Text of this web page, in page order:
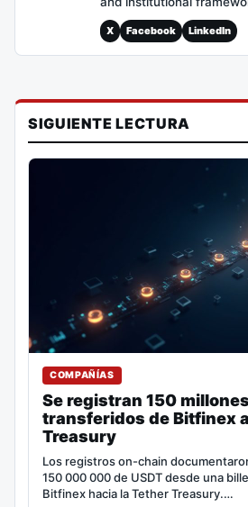
X Facebook LinkedIn
SIGUIENTE LECTURA
COMPAÑÍAS
Se registran 150
transferidos de Bitfinex
Treasury
Los registros on-chain
150 000 000 de USDT desde una
Bitfinex hacia la Tether Treasury.…